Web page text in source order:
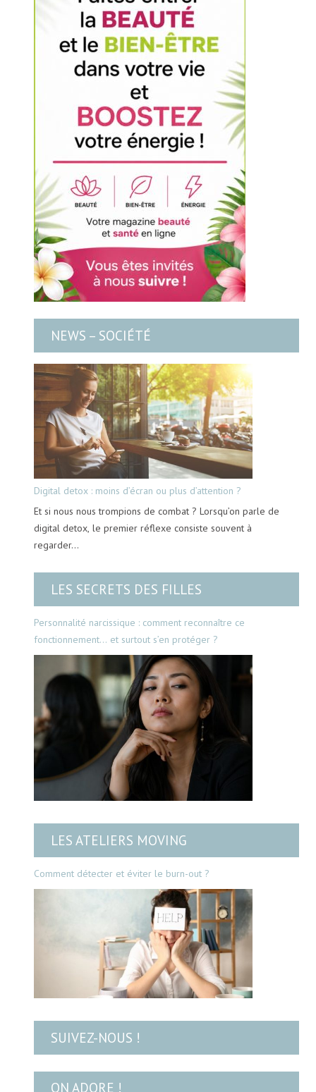
NEWS – SOCIÉTÉ
Digital detox : moins d’écran ou plus d’attention ?
Et si nous nous trompions de combat ? Lorsqu’on parle de
digital detox, le premier réflexe consiste souvent à
regarder…
LES SECRETS DES FILLES
Personnalité narcissique : comment reconnaître ce
fonctionnement… et surtout s’en protéger ?
LES ATELIERS MOVING
Comment détecter et éviter le burn-out ?
SUIVEZ-NOUS !
ON ADORE !